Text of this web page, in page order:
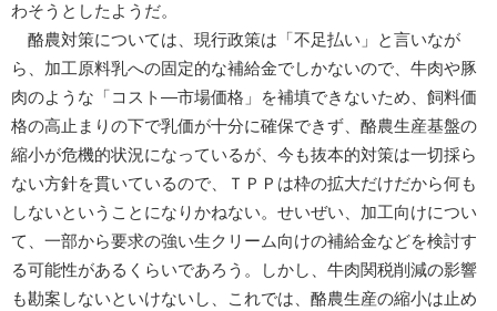
わそうとしたようだ。
酪農対策については、現行政策は「不足払い」と言いなが
ら、加工原料乳への固定的な補給金でしかないので、牛肉や豚
肉のような「コスト―市場価格」を補填できないため、飼料価
格の高止まりの下で乳価が十分に確保できず、酪農生産基盤の
縮小が危機的状況になっているが、今も抜本的対策は一切採ら
ない方針を貫いているので、ＴＰＰは枠の拡大だけだから何も
しないということになりかねない。せいぜい、加工向けについ
て、一部から要求の強い生クリーム向けの補給金などを検討す
る可能性があるくらいであろう。しかし、牛肉関税削減の影響
も勘案しないといけないし、これでは、酪農生産の縮小は止め